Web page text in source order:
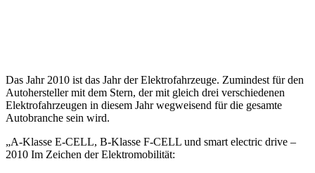
Das Jahr 2010 ist das Jahr der Elektrofahrzeuge. Zumindest für den
Autohersteller mit dem Stern, der mit gleich drei verschiedenen
Elektrofahrzeugen in diesem Jahr wegweisend für die gesamte
Autobranche sein wird.
„A-Klasse E-CELL, B-Klasse F-CELL und smart electric drive –
2010 Im Zeichen der Elektromobilität: